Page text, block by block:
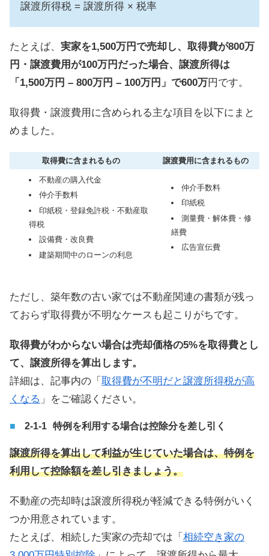
譲渡所得税 = 譲渡所得 × 税率
たとえば、 実家を1,500万円で売却し、取得費が800万
円・譲渡費用が100万円だった場合、譲渡所得は
「1,500万円 – 800万円 – 100万円」で600万円です。
取得費・譲渡費用に含められる主な項目を以下にまと
めました。
取得費に含まれるもの 譲渡費用に含まれるもの
不動産の購入代金
仲介手数料
印紙税・登録免許税・不動産取
得税
設備費・改良費
建築期間中のローンの利息
仲介手数料
印紙税
測量費・解体費・修
繕費
広告宣伝費
ただし、築年数の古い家では不動産関連の書類が残っ
ておらず取得費が不明なケースも起こりがちです。
取得費がわからない場合は売却価格の5%を取得費とし
て、譲渡所得を算出します。
詳細は、記事内の「 取得費が不明だと譲渡所得税が高
くなる 」をご確認ください。
特例を利用する場合は控除分を差し引く
譲渡所得を算出して利益が生じていた場合は、特例を
利用して控除額を差し引きましょう。
不動産の売却時は譲渡所得税が軽減できる特例がいく
つか用意されています。
たとえば、相続した実家の売却では「 相続空き家の